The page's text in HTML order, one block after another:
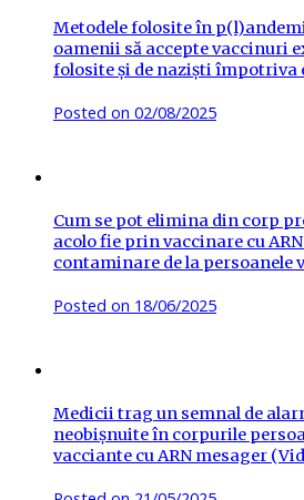
Metodele folosite în
oamenii să accepte vaccinuri
folosite și de naziști împotriva
Posted on 02/08/2025
Cum se pot elimina din corp
acolo fie prin vaccinare cu
contaminare de la persoanele
Posted on 18/06/2025
Medicii trag un semnal de
neobișnuite în corpurile
vacciante cu ARN mesager